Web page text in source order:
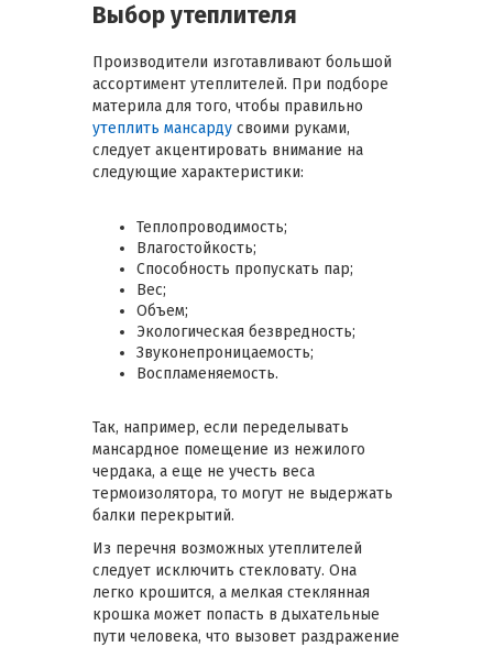
Выбор утеплителя
Производители изготавливают большой
ассортимент утеплителей. При подборе
материла для того, чтобы правильно
утеплить мансарду своими руками,
следует акцентировать внимание на
следующие характеристики:
Теплопроводимость;
Влагостойкость;
Способность пропускать пар;
Вес;
Объем;
Экологическая безвредность;
Звуконепроницаемость;
Воспламеняемость.
Так, например, если переделывать
мансардное помещение из нежилого
чердака, а еще не учесть веса
термоизолятора, то могут не выдержать
балки перекрытий.
Из перечня возможных утеплителей
следует исключить стекловату. Она
легко крошится, а мелкая стеклянная
крошка может попасть в дыхательные
пути человека, что вызовет раздражение